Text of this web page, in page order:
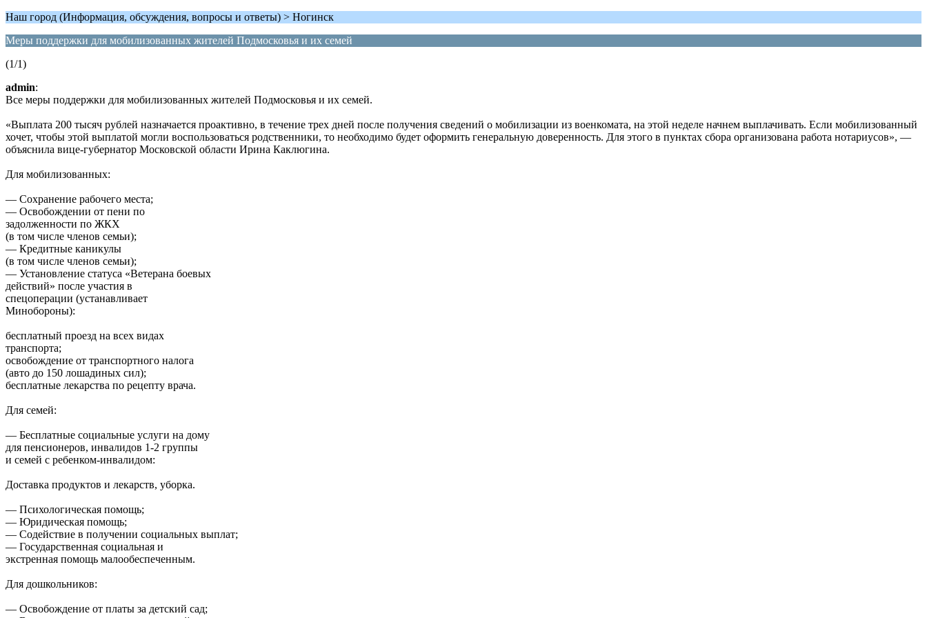
Наш город (Информация, обсуждения, вопросы и ответы) > Ногинск
Меры поддержки для мобилизованных жителей Подмосковья и их семей
(1/1)
admin:
Все меры поддержки для мобилизованных жителей Подмосковья и их семей.
«Выплата 200 тысяч рублей назначается проактивно, в течение трех дней после получения сведений о мобилизации из военкомата, на этой неделе начнем выплачивать. Если мобилизованный
хочет, чтобы этой выплатой могли воспользоваться родственники, то необходимо будет оформить генеральную доверенность. Для этого в пунктах сбора организована работа нотариусов», —
объяснила вице-губернатор Московской области Ирина Каклюгина.
Для мобилизованных:
— Сохранение рабочего места;
— Освобождении от пени по
задолженности по ЖКХ
(в том числе членов семьи);
— Кредитные каникулы
(в том числе членов семьи);
— Установление статуса «Ветерана боевых
действий» после участия в
спецоперации (устанавливает
Минобороны):
бесплатный проезд на всех видах
транспорта;
освобождение от транспортного налога
(авто до 150 лошадиных сил);
бесплатные лекарства по рецепту врача.
Для семей:
— Бесплатные социальные услуги на дому
для пенсионеров, инвалидов 1-2 группы
и семей с ребенком-инвалидом:
Доставка продуктов и лекарств, уборка.
— Психологическая помощь;
— Юридическая помощь;
— Содействие в получении социальных выплат;
— Государственная социальная и
экстренная помощь малообеспеченным.
Для дошкольников:
— Освобождение от платы за детский сад;